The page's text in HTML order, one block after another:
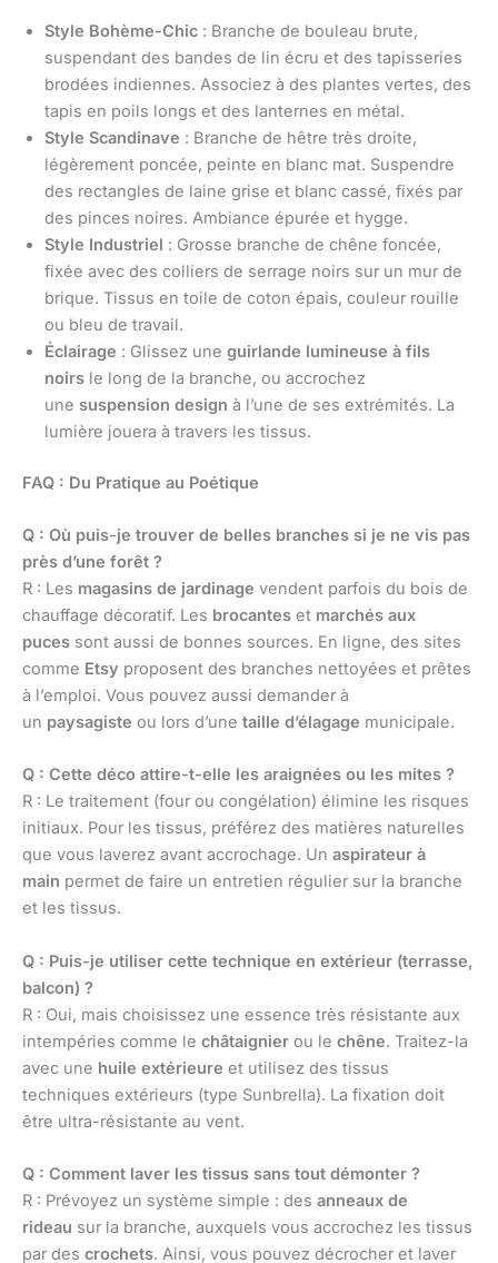
Style Bohème-Chic : Branche de bouleau brute,
suspendant des bandes de lin écru et des tapisseries
brodées indiennes. Associez à des plantes vertes, des
tapis en poils longs et des lanternes en métal.
Style Scandinave : Branche de hêtre très droite,
légèrement poncée, peinte en blanc mat. Suspendre
des rectangles de laine grise et blanc cassé, fixés par
des pinces noires. Ambiance épurée et hygge.
Style Industriel : Grosse branche de chêne foncée,
fixée avec des colliers de serrage noirs sur un mur de
brique. Tissus en toile de coton épais, couleur rouille
ou bleu de travail.
Éclairage : Glissez une guirlande lumineuse à fils
noirs le long de la branche, ou accrochez
une suspension design à l’une de ses extrémités. La
lumière jouera à travers les tissus.
FAQ : Du Pratique au Poétique
Q : Où puis-je trouver de belles branches si je ne vis pas
près d’une forêt ?
R : Les magasins de jardinage vendent parfois du bois de
chauffage décoratif. Les brocantes et marchés aux
puces sont aussi de bonnes sources. En ligne, des sites
comme Etsy proposent des branches nettoyées et prêtes
à l’emploi. Vous pouvez aussi demander à
un paysagiste ou lors d’une taille d’élagage municipale.
Q : Cette déco attire-t-elle les araignées ou les mites ?
R : Le traitement (four ou congélation) élimine les risques
initiaux. Pour les tissus, préférez des matières naturelles
que vous laverez avant accrochage. Un aspirateur à
main permet de faire un entretien régulier sur la branche
et les tissus.
Q : Puis-je utiliser cette technique en extérieur (terrasse,
balcon) ?
R : Oui, mais choisissez une essence très résistante aux
intempéries comme le châtaignier ou le chêne. Traitez-la
avec une huile extérieure et utilisez des tissus
techniques extérieurs (type Sunbrella). La fixation doit
être ultra-résistante au vent.
Q : Comment laver les tissus sans tout démonter ?
R : Prévoyez un système simple : des anneaux de
rideau sur la branche, auxquels vous accrochez les tissus
par des crochets. Ainsi, vous pouvez décrocher et laver